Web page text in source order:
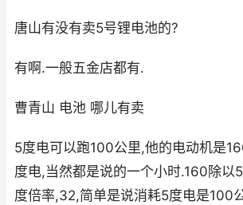
唐山有没有卖5号锂电池的?
有啊.一般五金店都有.
曹青山 电池 哪儿有卖
5度电可以跑100公里,他的电动机是
度电,当然都是说的一个小时.160除以
度倍率,32,简单是说消耗5度电是100